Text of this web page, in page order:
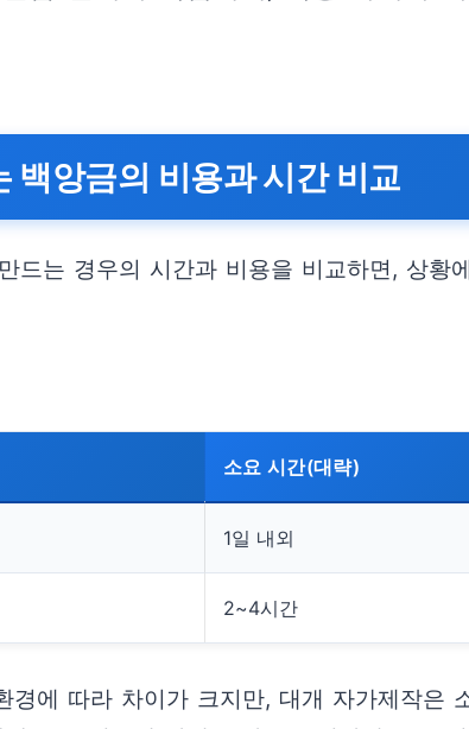
백앙금의 비용과 시간 비교
드는 경우의 시간과 비용을 비교하면, 상
소요 시간(대략)
1일 내외
2~4시간
에 따라 차이가 크지만, 대개 자가제작은